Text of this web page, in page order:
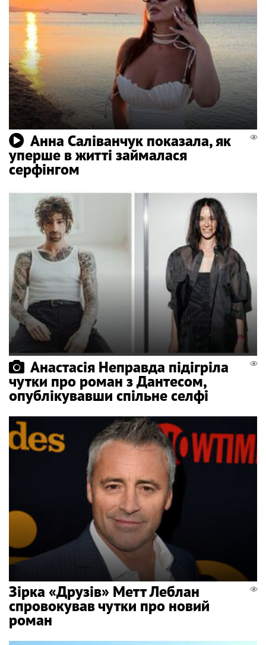
Анна Саліванчук показала, як
уперше в житті займалася
серфінгом
Анастасія Неправда підігріла
чутки про роман з Дантесом,
опублікувавши спільне селфі
Зірка «Друзів» Метт Леблан
спровокував чутки про новий
роман